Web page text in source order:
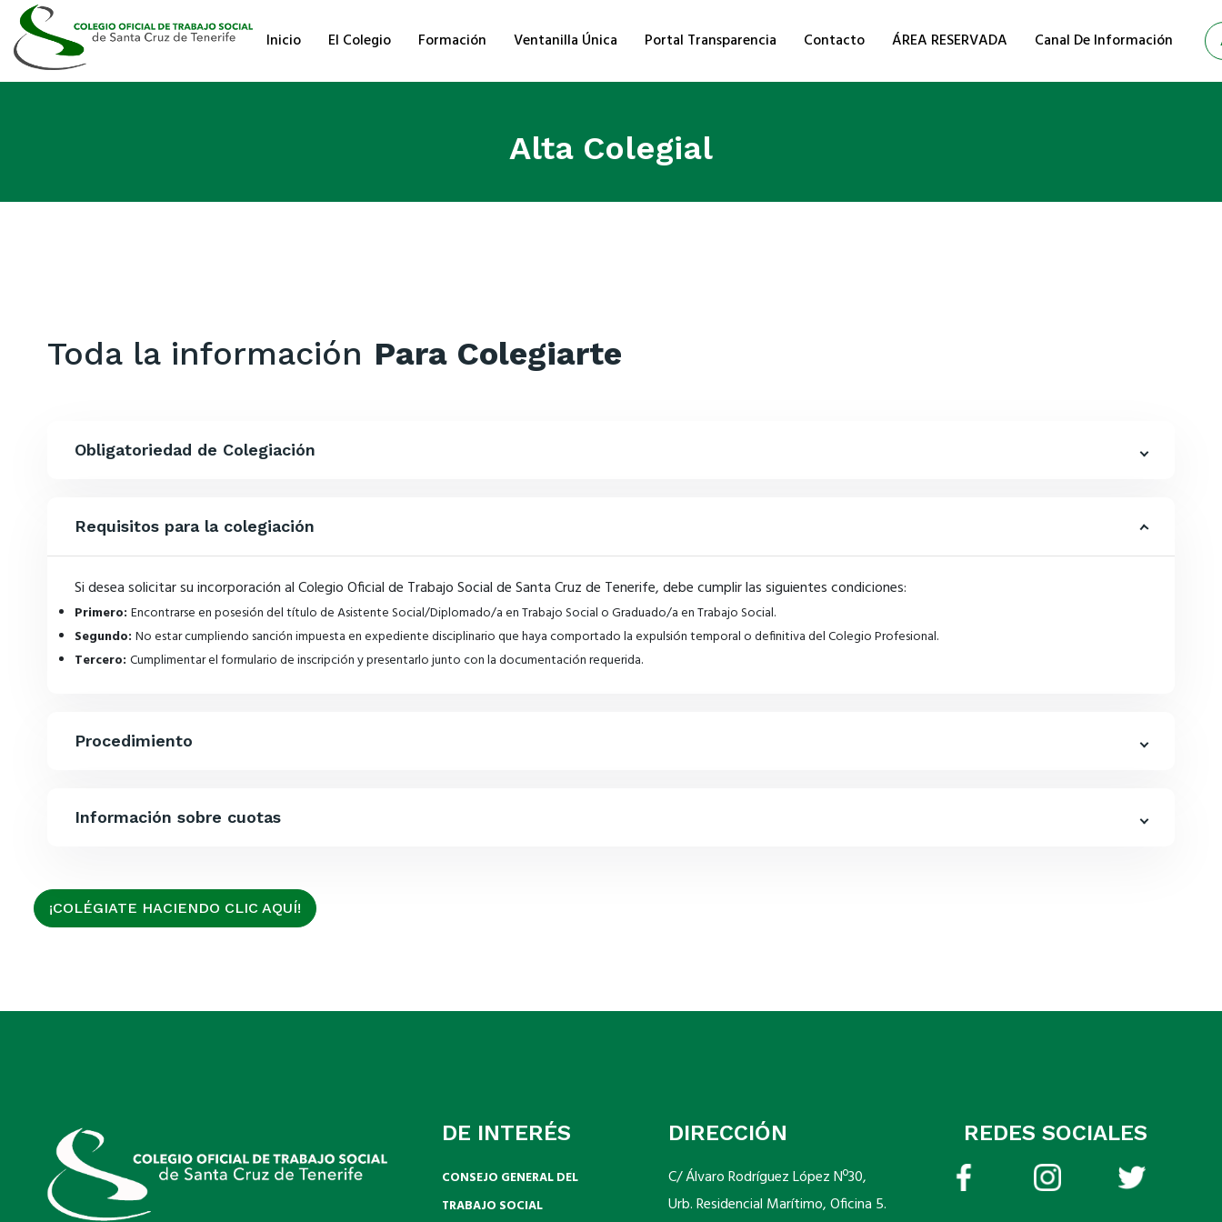
Inicio El Colegio Formación Ventanilla Única Portal Transparencia Contacto ÁREA RESERVADA Canal De Información
Alta Colegial
Toda la información Para Colegiarte
Obligatoriedad de Colegiación
Requisitos para la colegiación
Si desea solicitar su incorporación al Colegio Oficial de Trabajo Social de Santa Cruz de Tenerife, debe cumplir las siguientes condiciones:
Primero: Encontrarse en posesión del título de Asistente Social/Diplomado/a en Trabajo Social o Graduado/a en Trabajo Social.
Segundo: No estar cumpliendo sanción impuesta en expediente disciplinario que haya comportado la expulsión temporal o definitiva del Colegio Profesional.
Tercero: Cumplimentar el formulario de inscripción y presentarlo junto con la documentación requerida.
Procedimiento
Información sobre cuotas
¡COLÉGIATE HACIENDO CLIC AQUÍ!
DE INTERÉS
CONSEJO GENERAL DEL
TRABAJO SOCIAL
DIRECCIÓN
C/ Álvaro Rodríguez López Nº30,
Urb. Residencial Marítimo, Oficina 5.
REDES SOCIALES